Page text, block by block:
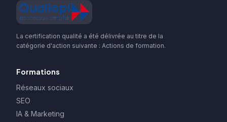
La certification qualité a été délivrée au titre de la
catégorie d'action suivante : Actions de formation.
Formations
Réseaux sociaux
SEO
IA & Marketing